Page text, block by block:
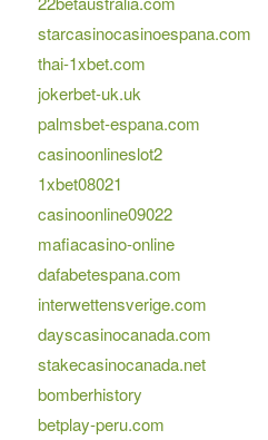
starcasinocasinoespana.com
thai-1xbet.com
jokerbet-uk.uk
palmsbet-espana.com
casinoonlineslot2
1xbet08021
casinoonline09022
mafiacasino-online
dafabetespana.com
interwettensverige.com
dayscasinocanada.com
stakecasinocanada.net
bomberhistory
betplay-peru.com